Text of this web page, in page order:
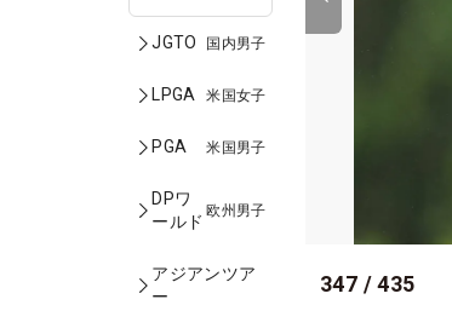
JGTO 国内男子
LPGA 米国女子
PGA 米国男子
DPワ
ールド
欧州男子
アジアンツア
ー
347 /435